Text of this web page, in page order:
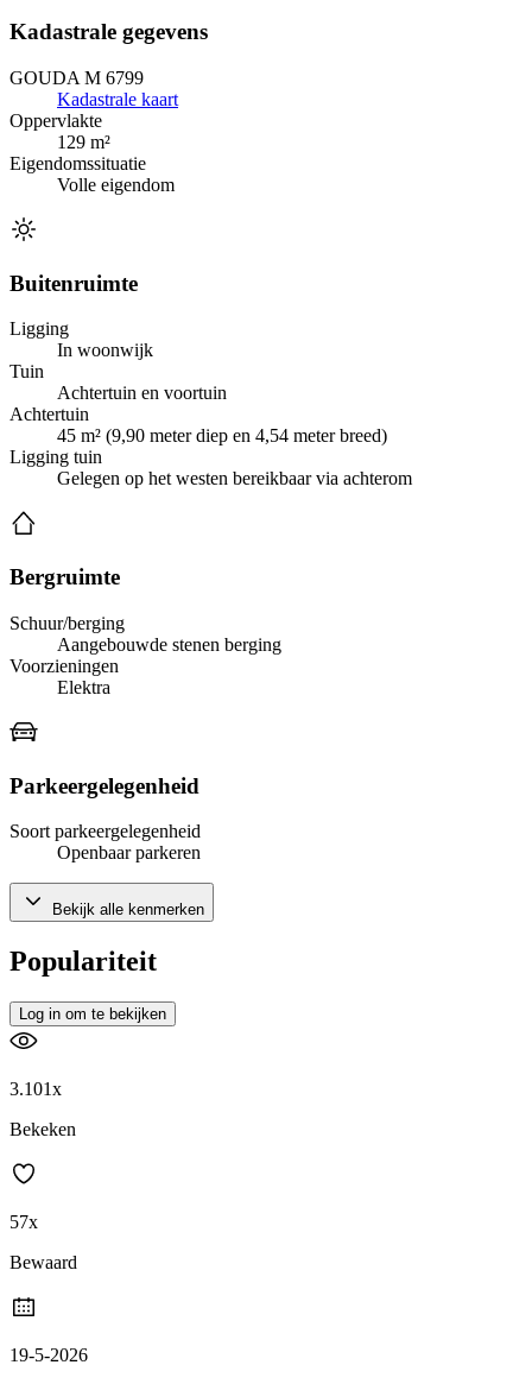
Kadastrale gegevens
GOUDA M 6799
Kadastrale kaart
Oppervlakte
129 m²
Eigendomssituatie
Volle eigendom
Buitenruimte
Ligging
In woonwijk
Tuin
Achtertuin en voortuin
Achtertuin
45 m² (9,90 meter diep en 4,54 meter breed)
Ligging tuin
Gelegen op het westen bereikbaar via achterom
Bergruimte
Schuur/berging
Aangebouwde stenen berging
Voorzieningen
Elektra
Parkeergelegenheid
Soort parkeergelegenheid
Openbaar parkeren
Bekijk alle kenmerken
Populariteit
Log in om te bekijken
3.101x
Bekeken
57x
Bewaard
19-5-2026